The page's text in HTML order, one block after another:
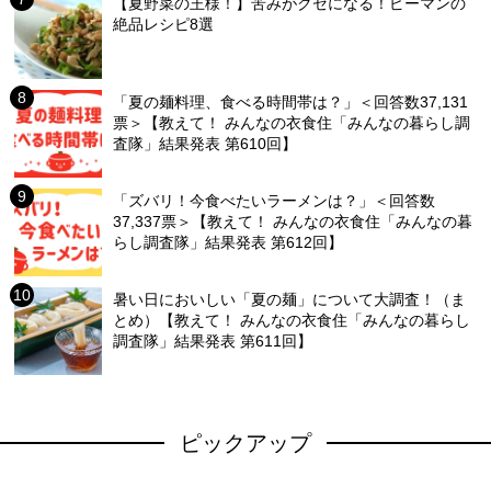
絶品レシピ8選
「夏の麺料理、食べる時間帯は？」＜回答数37,131
票＞【教えて！ みんなの衣食住「みんなの暮らし調
査隊」結果発表 第610回】
「ズバリ！今食べたいラーメンは？」＜回答数
37,337票＞【教えて！ みんなの衣食住「みんなの暮
らし調査隊」結果発表 第612回】
暑い日においしい「夏の麺」について大調査！（ま
とめ）【教えて！ みんなの衣食住「みんなの暮らし
調査隊」結果発表 第611回】
ピックアップ